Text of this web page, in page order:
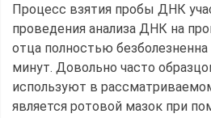
Процесс взятия пробы ДНК
проведения анализа ДНК на
отца полностью
минут. Довольно часто
используют в
является ротовой мазок при